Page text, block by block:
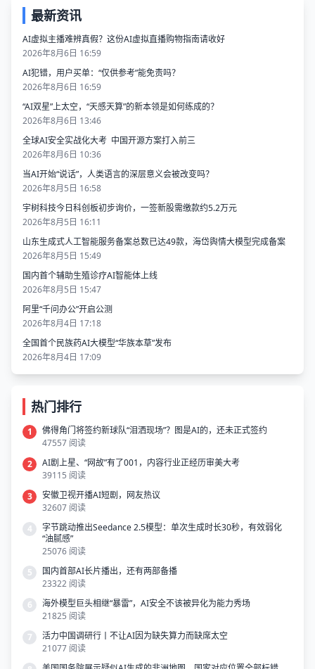
最新资讯
AI虚拟主播难辨真假？这份AI虚拟直播购物指南请收好
2026年8月6日 16:59
AI犯错，用户买单：“仅供参考”能免责吗？
2026年8月6日 16:59
“AI双星”上太空，“天感天算”的新本领是如何练成的？
2026年8月6日 13:46
全球AI安全实战化大考 中国开源方案打入前三
2026年8月6日 10:36
当AI开始“说话”，人类语言的深层意义会被改变吗？
2026年8月5日 16:58
宇树科技今日科创板初步询价，一签新股需缴款约5.2万元
2026年8月5日 16:11
山东生成式人工智能服务备案总数已达49款，海岱舆情大模型完成备案
2026年8月5日 15:49
国内首个辅助生殖诊疗AI智能体上线
2026年8月5日 15:47
阿里“千问办公”开启公测
2026年8月4日 17:18
全国首个民族药AI大模型“华族本草”发布
2026年8月4日 17:09
热门排行
1
佛得角门将签约新球队“泪洒现场”？图是AI的，还未正式签约
47557 阅读
2
AI剧上星、“网故”有了001，内容行业正经历审美大考
39115 阅读
3
安徽卫视开播AI短剧，网友热议
32607 阅读
4
字节跳动推出Seedance 2.5模型：单次生成时长30秒，有效弱化
“油腻感”
25076 阅读
5
国内首部AI长片播出，还有两部备播
23322 阅读
6
海外模型巨头相继“暴雷”，AI安全不该被异化为能力秀场
21825 阅读
7
活力中国调研行丨不让AI因为缺失算力而缺席太空
21077 阅读